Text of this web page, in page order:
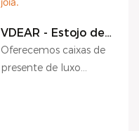
VDEAR - Estojo de
luxo para relógio
individual com
almofada
Oferecemos caixas de
presente de luxo